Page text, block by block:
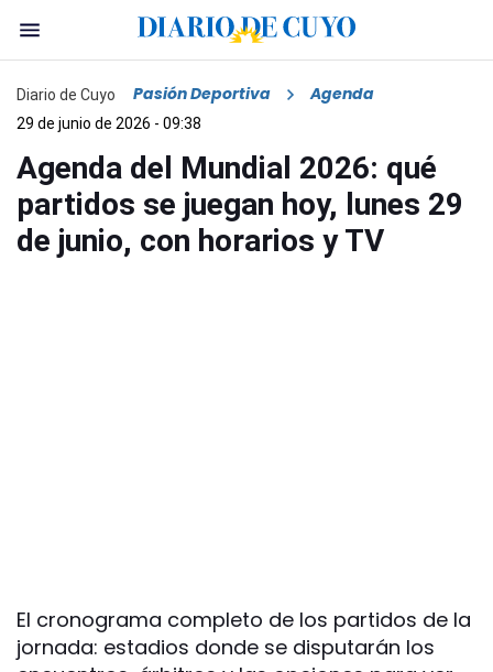
Diario de Cuyo Pasión Deportiva Agenda
29 de junio de 2026 - 09:38
Agenda del Mundial 2026: qué
partidos se juegan hoy, lunes 29
de junio, con horarios y TV
El cronograma completo de los partidos de la
jornada: estadios donde se disputarán los